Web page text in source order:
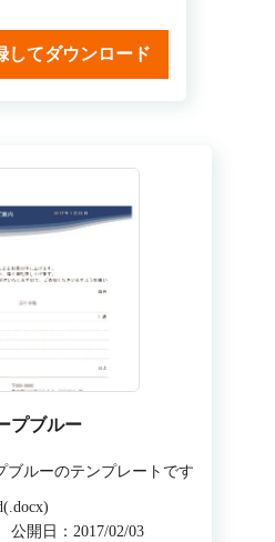
してダウンロード
プブルー
ブルーのテンプレートです
公開日：2017/02/03